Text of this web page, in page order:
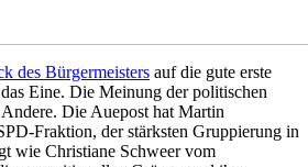
des Bürgermeisters auf die gute erste
Eine. Die Meinung der politischen
Die Auepost hat Martin
Fraktion, der stärksten Gruppierung in
wie Christiane Schweer vom